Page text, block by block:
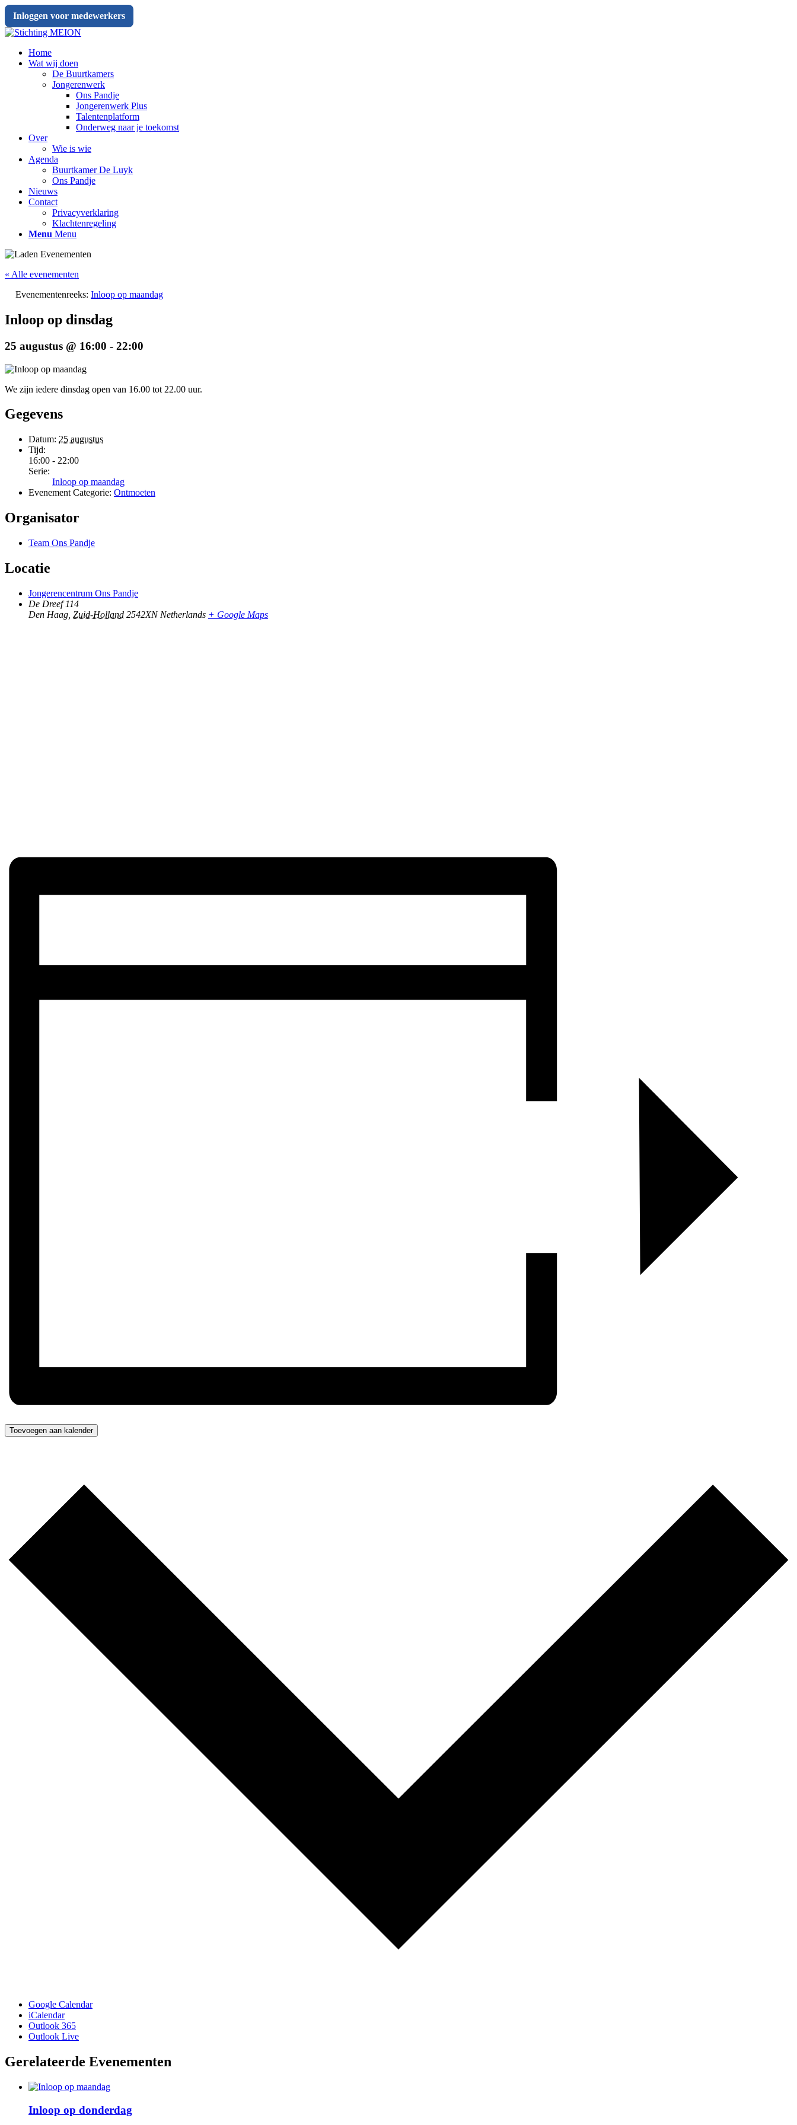
Inloggen voor medewerkers
Home
Wat wij doen
De Buurtkamers
Jongerenwerk
Ons Pandje
Jongerenwerk Plus
Talentenplatform
Onderweg naar je toekomst
Over
Wie is wie
Agenda
Buurtkamer De Luyk
Ons Pandje
Nieuws
Contact
Privacyverklaring
Klachtenregeling
Menu Menu
« Alle evenementen
Evenementenreeks: Inloop op maandag
Inloop op dinsdag
25 augustus @ 16:00 - 22:00
We zijn iedere dinsdag open van 16.00 tot 22.00 uur.
Gegevens
Datum: 25 augustus
Tijd:
16:00 - 22:00
Serie:
Inloop op maandag
Evenement Categorie: Ontmoeten
Organisator
Team Ons Pandje
Locatie
Jongerencentrum Ons Pandje
De Dreef 114
Den Haag Zuid-Holland 2542XN Netherlands + Google Maps
Toevoegen aan kalender
Google Calendar
iCalendar
Outlook 365
Outlook Live
Gerelateerde Evenementen
Inloop op donderdag